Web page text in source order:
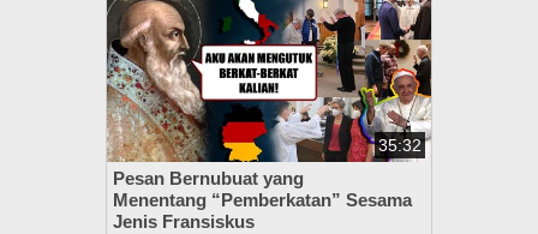
35:32
Pesan Bernubuat yang
Menentang “Pemberkatan” Sesama
Jenis Fransiskus